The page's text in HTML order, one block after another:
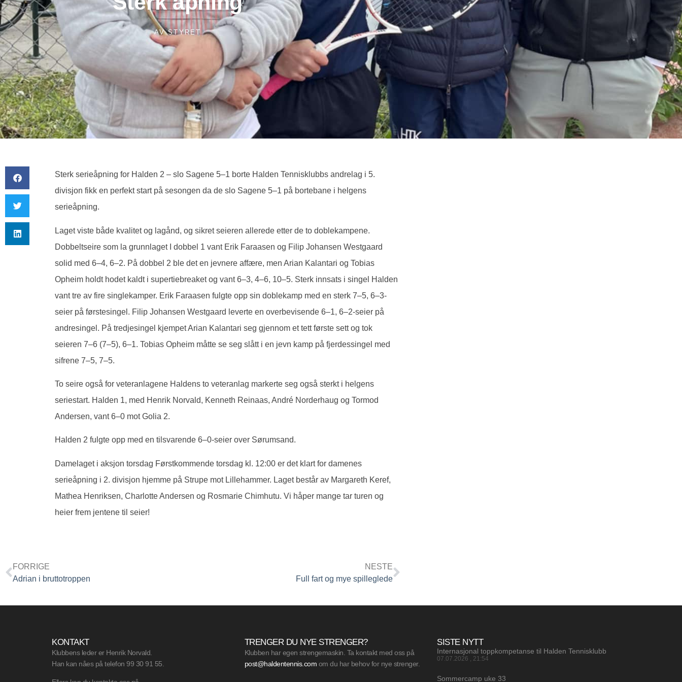
AVSTYRET
Sterk serieåpning for Halden 2 – slo Sagene 5–1 borte Halden Tennisklubbs andrelag i 5.
divisjon fikk en perfekt start på sesongen da de slo Sagene 5–1 på bortebane i helgens
serieåpning.
Laget viste både kvalitet og lagånd, og sikret seieren allerede etter de to doblekampene.
Dobbeltseire som la grunnlaget I dobbel 1 vant Erik Faraasen og Filip Johansen Westgaard
solid med 6–4, 6–2. På dobbel 2 ble det en jevnere affære, men Arian Kalantari og Tobias
Opheim holdt hodet kaldt i supertiebreaket og vant 6–3, 4–6, 10–5. Sterk innsats i singel Halden
vant tre av fire singlekamper. Erik Faraasen fulgte opp sin doblekamp med en sterk 7–5, 6–3-
seier på førstesingel. Filip Johansen Westgaard leverte en overbevisende 6–1, 6–2-seier på
andresingel. På tredjesingel kjempet Arian Kalantari seg gjennom et tett første sett og tok
seieren 7–6 (7–5), 6–1. Tobias Opheim måtte se seg slått i en jevn kamp på fjerdessingel med
sifrene 7–5, 7–5.
To seire også for veteranlagene Haldens to veteranlag markerte seg også sterkt i helgens
seriestart. Halden 1, med Henrik Norvald, Kenneth Reinaas, André Norderhaug og Tormod
Andersen, vant 6–0 mot Golia 2.
Halden 2 fulgte opp med en tilsvarende 6–0-seier over Sørumsand.
Damelaget i aksjon torsdag Førstkommende torsdag kl. 12:00 er det klart for damenes
serieåpning i 2. divisjon hjemme på Strupe mot Lillehammer. Laget består av Margareth Keref,
Mathea Henriksen, Charlotte Andersen og Rosmarie Chimhutu. Vi håper mange tar turen og
heier frem jentene til seier!
FORRIGE
Adrian i bruttotroppen
NESTE
Full fart og mye spilleglede
KONTAKT
Klubbens leder er Henrik Norvald.
Han kan nåes på telefon 99 30 91 55.
TRENGER DU NYE STRENGER?
Klubben har egen strengemaskin. Ta kontakt med oss på
post@haldentennis.com om du har behov for nye strenger.
SISTE NYTT
Internasjonal toppkompetanse til Halden Tennisklubb
07.07.2026 21:54
Sommercamp uke 33